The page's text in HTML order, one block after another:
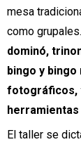
mesa
como grupales.
dominó,
bingo y
fotográficos,
El taller se